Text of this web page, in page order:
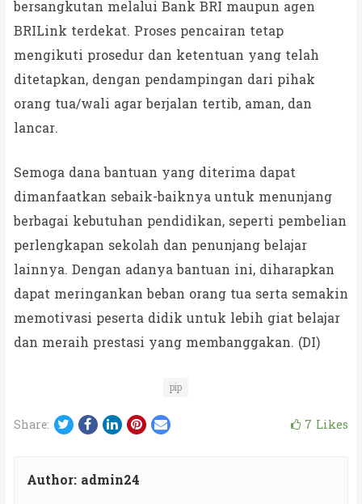
bersangkutan melalui Bank BRI maupun agen
BRILink terdekat. Proses pencairan tetap
mengikuti prosedur dan ketentuan yang telah
ditetapkan, dengan pendampingan dari pihak
orang tua/wali agar berjalan tertib, aman, dan
lancar.
Semoga dana bantuan yang diterima dapat
dimanfaatkan sebaik-baiknya untuk menunjang
berbagai kebutuhan pendidikan, seperti pembelian
perlengkapan sekolah dan penunjang belajar
lainnya. Dengan adanya bantuan ini, diharapkan
dapat meringankan beban orang tua serta semakin
memotivasi peserta didik untuk lebih giat belajar
dan meraih prestasi yang membanggakan. (DI)
pip
Share: Twitter
Facebook
LinkedIn
Pinterest
Email 7 Likes
Author: admin24